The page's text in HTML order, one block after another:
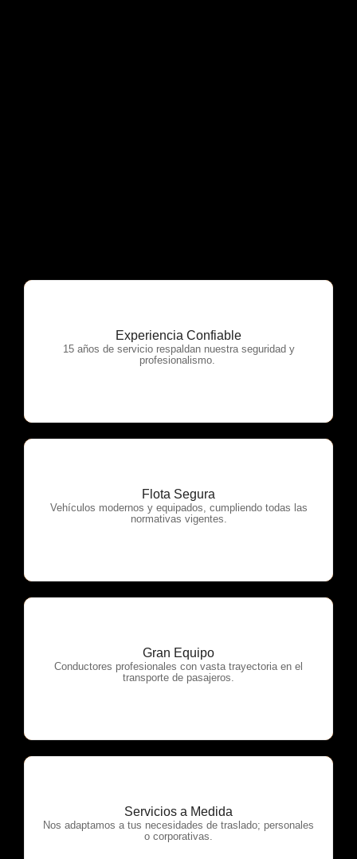
Experiencia Confiable
15 años de servicio respaldan nuestra seguridad y
profesionalismo.
OTP Servicios
Flota Segura
Vehículos modernos y equipados, cumpliendo todas las
normativas vigentes.
OTP Servicios
Gran Equipo
Conductores profesionales con vasta trayectoria en el
transporte de pasajeros.
OTP Servicios
Servicios a Medida
Nos adaptamos a tus necesidades de traslado; personales
o corporativas.
OTP Servicios